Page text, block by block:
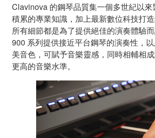
Clavinova 的鋼琴品質集一個多世紀以
積累的專業知識，加上最新數位科技打
所有細節都是為了提供絕佳的演奏體驗
900 系列提供接近平台鋼琴的演奏性，
美音色，可賦予音樂靈感，同時相輔相
更高的音樂水準。